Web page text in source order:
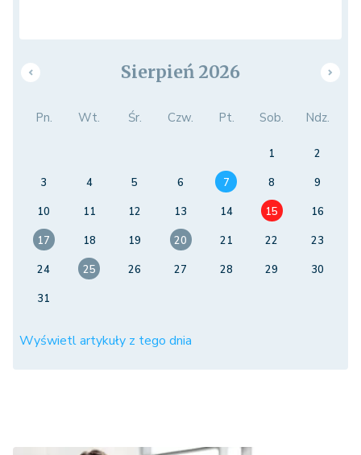
Sierpień 2026
Pn. Wt. Śr. Czw. Pt. Sob. Ndz.
1
2
3
4 5 6 7 8
9
10
11 12 13 14 15
16
17
18 19 20 21 22
23
24
25 26 27 28 29
30
31
Wyświetl artykuły z tego dnia